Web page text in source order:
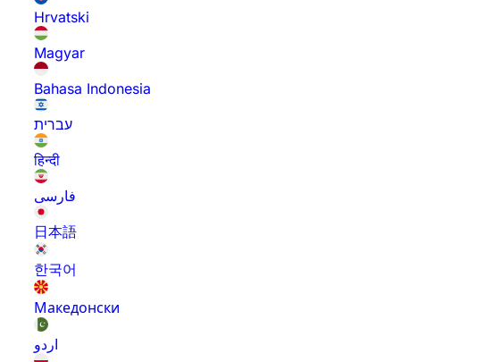
Hrvatski
Magyar
Bahasa Indonesia
עברית
हिन्दी
فارسی
日本語
한국어
Македонски
اردو